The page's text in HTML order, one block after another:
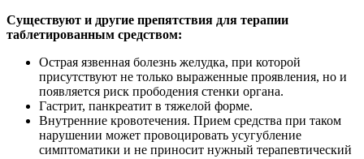
Существуют и другие препятствия для терапии
таблетированным средством:
Острая язвенная болезнь желудка, при которой
присутствуют не только выраженные проявления, но и
появляется риск прободения стенки органа.
Гастрит, панкреатит в тяжелой форме.
Внутренние кровотечения. Прием средства при таком
нарушении может провоцировать усугубление
симптоматики и не приносит нужный терапевтический